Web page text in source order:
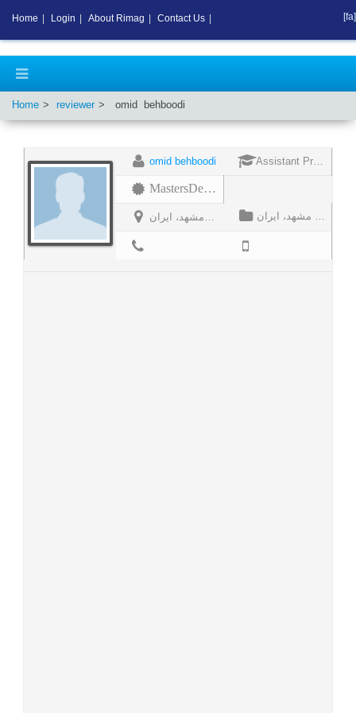
Home reviewer omid behboodi
omid behboodi Assistant Professor
MastersDegree
استادیار، گروه مدیریت موسسه آموزش عالی عطار، مشهد، ایران استادیار، گروه مدیریت موسسه آموزش عالی عطار، مشهد، ایران
Home Login About Rimag Contact Us [fa]